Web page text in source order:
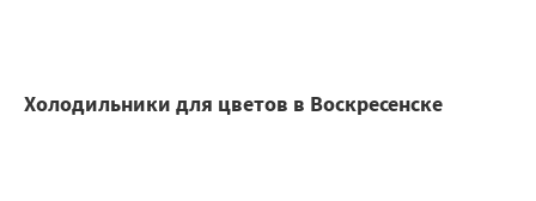
Холодильники для цветов в Воскресенске